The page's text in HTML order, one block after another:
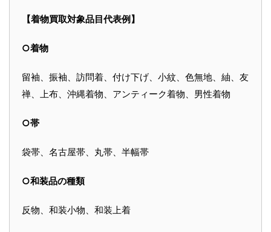
【着物買取対象品目代表例】
○着物
留袖、振袖、訪問着、付け下げ、小紋、色無地、紬、友
禅、上布、沖縄着物、アンティーク着物、男性着物
○帯
袋帯、名古屋帯、丸帯、半幅帯
○和装品の種類
反物、和装小物、和装上着